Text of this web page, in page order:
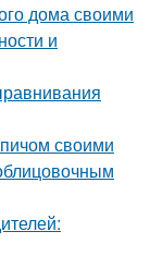
дома своими
и
своими